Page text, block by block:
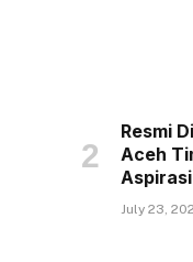
Resmi
Aceh
July 23,